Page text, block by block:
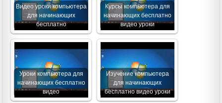
Видео уроки компьютера
для начинающих
бесплатно
Курсы компьютера для
начинающих бесплатно
видео уроки
Уроки компьютера для
начинающих бесплатно
видео
Изучение компьютера
для начинающих
бесплатно видео уроки